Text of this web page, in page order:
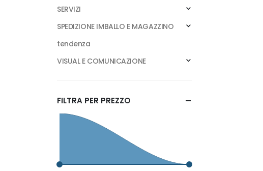
SERVIZI
SPEDIZIONE IMBALLO E MAGAZZINO
tendenza
VISUAL E COMUNICAZIONE
FILTRA PER PREZZO